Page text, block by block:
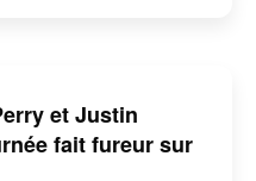
et Justin
fait fureur sur